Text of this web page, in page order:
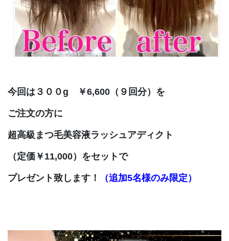
今回は３００g ￥6,600（９回分）を
ご注文の方に
超高級まつ毛美容液ラッシュアディクト
（定価￥11,000）をセットで
プレゼント致します！ （追加5名様のみ限定）